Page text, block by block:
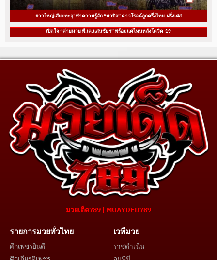
ยาวใหญ่เสียบทะลุ! ทำความรู้จัก “นาบิล” ดาวโรจน์ลูกครึ่งไทย-ฝรั่งเศส
เปิดใจ “ค่ายมวย พี.เค.แสนชัยฯ” พร้อมแค่ไหนหลังโควิด-19
มวยเด็ด789 | MUAYDED789
รายการมวยทั่วไทย
ศึกเพชรยินดี
เวทีมวย
ราชดำเนิน